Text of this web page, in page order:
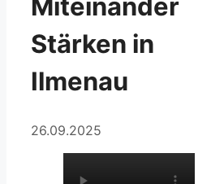
Stärken in
Ilmenau
26.09.2025